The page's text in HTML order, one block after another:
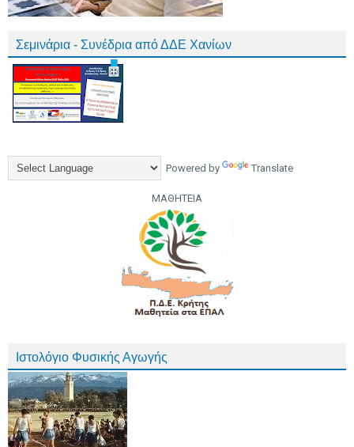
Σεμινάρια - Συνέδρια από ΔΔΕ Χανίων
Powered by Translate
ΜΑΘΗΤΕΙΑ
Ιστολόγιο Φυσικής Αγωγής